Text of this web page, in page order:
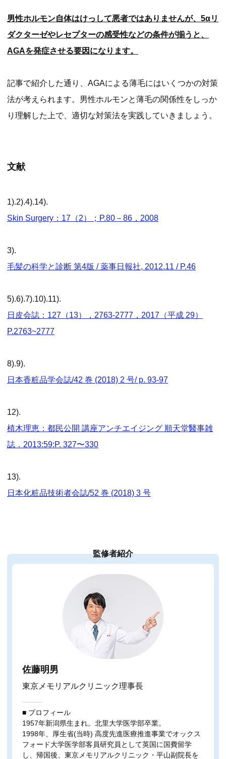
男性ホルモン自体はけっして悪者ではありませんが、5αリ
ダクターゼやレセプターの感受性などの条件が揃うと、
AGAを発症させる要因になります。
記事で紹介した通り、AGAによる薄毛にはいくつかの対策
法が考えられます。男性ホルモンと薄毛の関係性をしっか
り理解した上で、適切な対策法を実践していきましょう。
文献
1).2).4).14).
Skin Surgery：17（2）；P.80－86，2008
3).
毛髪の科学と診断 第4版 / 薬事日報社, 2012.11 / P.46
5).6).7).10).11).
日皮会誌：127（13），2763-2777，2017（平成 29）
P.2763~2777
8).9).
日本香粧品学会誌/42 巻 (2018) 2 号/ p. 93-97
12).
植木理恵：都民公開 講座アンチエイジング 順天堂醫事雑
誌．2013:59:P. 327〜330
13).
日本化粧品技術者会誌/52 巻 (2018) 3 号
監修者紹介
佐藤明男
東京メモリアルクリニック理事長
■ プロフィール
1957年新潟県生まれ。北里大学医学部卒業。
1998年、厚生省(当時) 高度先進医療推進事業でオックス
フォード大学医学部客員研究員として英国に国費留学
し、帰国後、東京メモリアルクリニック・平山副院長を